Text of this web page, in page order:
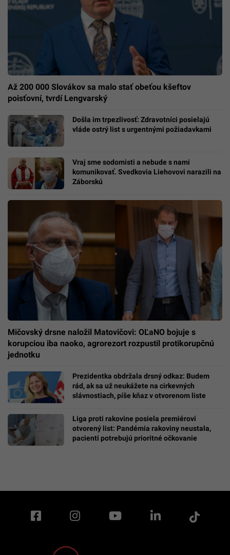
Až 200 000 Slovákov sa malo stať obeťou kšeftov
poisťovní, tvrdí Lengvarský
Došla im trpezlivosť: Zdravotníci posielajú
vláde ostrý list s urgentnými požiadavkami
Vraj sme sodomisti a nebude s nami
komunikovať. Svedkovia Liehovovi narazili na
Záborskú
Mičovský drsne naložil Matovičovi: OĽaNO bojuje s
korupciou iba naoko, agrorezort rozpustil protikorupčnú
jednotku
Prezidentka obdržala drsný odkaz: Budem
rád, ak sa už neukážete na cirkevných
slávnostiach, píše kňaz v otvorenom liste
Liga proti rakovine posiela premiérovi
otvorený list: Pandémia rakoviny neustala,
pacienti potrebujú prioritné očkovanie